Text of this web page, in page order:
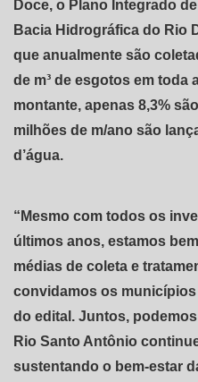
Doce, o Plano Integrado
Bacia Hidrográfica do Rio
que anualmente são
de m³ de esgotos em toda
montante, apenas 8,3%
milhões de m/ano são
d’água.
“Mesmo com todos os
últimos anos, estamos
médias de coleta e
convidamos os
do edital. Juntos,
Rio Santo Antônio
sustentando o bem-estar